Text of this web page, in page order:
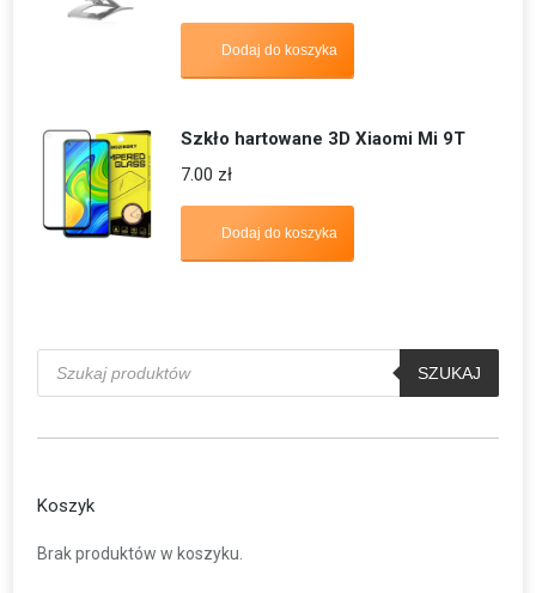
Dodaj do koszyka
Szkło hartowane 3D Xiaomi Mi 9T
7.00 zł
Dodaj do koszyka
Wyszukiwarka
produktów
SZUKAJ
Koszyk
Brak produktów w koszyku.